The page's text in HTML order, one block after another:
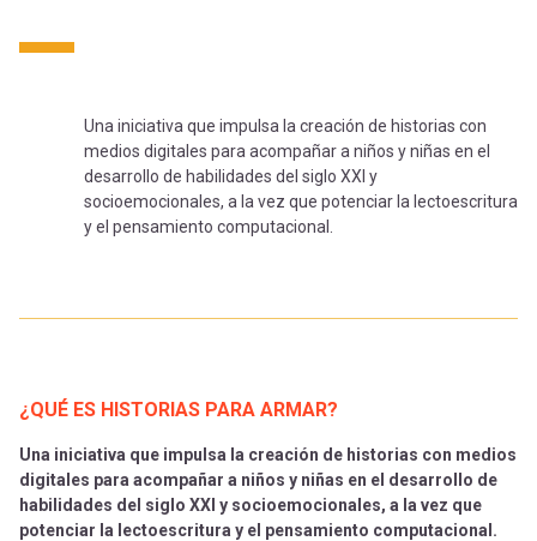
a
cuenta
Una iniciativa que impulsa la creación de historias con
medios digitales para acompañar a niños y niñas en el
desarrollo de habilidades del siglo XXI y
socioemocionales, a la vez que potenciar la lectoescritura
y el pensamiento computacional.
¿QUÉ ES HISTORIAS PARA ARMAR?
Una iniciativa que impulsa la creación de historias con medios
digitales para acompañar a niños y niñas en el desarrollo de
habilidades del siglo XXI y socioemocionales, a la vez que
potenciar la lectoescritura y el pensamiento computacional.